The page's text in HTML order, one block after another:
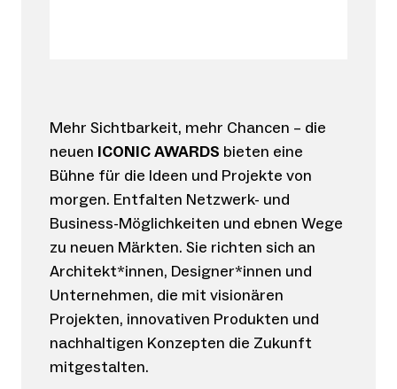
Mehr Sichtbarkeit, mehr Chancen – die
neuen ICONIC AWARDS bieten eine
Bühne für die Ideen und Projekte von
morgen. Entfalten Netzwerk- und
Business-Möglichkeiten und ebnen Wege
zu neuen Märkten. Sie richten sich an
Architekt*innen, Designer*innen und
Unternehmen, die mit visionären
Projekten, innovativen Produkten und
nachhaltigen Konzepten die Zukunft
mitgestalten.